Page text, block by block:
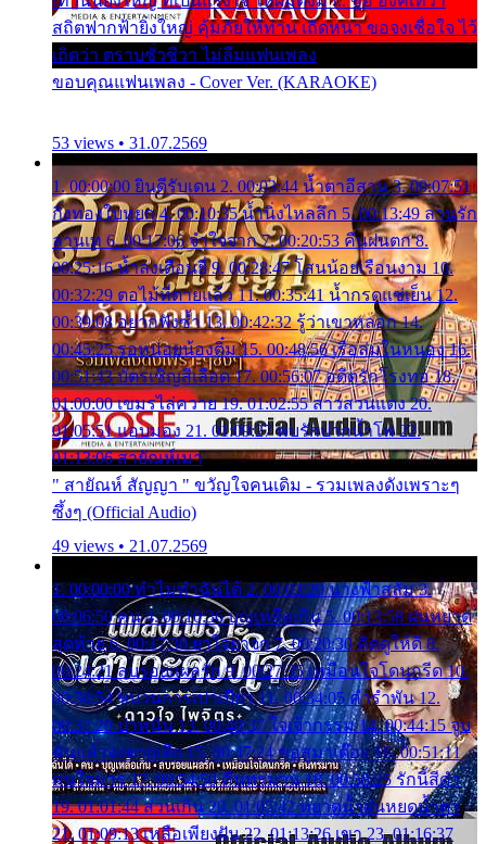
สถิตฟากฟ้ายิ่งใหญ่ คุ้มภัยให้ท่าน เถิดหนา ขอจงเชื่อใจ ไว้
เถิดว่า ตราบชั่วชีวา ไม่ลืมแฟนเพลง
ขอบคุณแฟนเพลง - Cover Ver. (KARAOKE)
53 views • 31.07.2569
1. 00:00:00 ยินดีรับเดน 2. 00:03:44 น้ำตาอีสาน 3. 00:07:51
กิ่งทองใบหยก 4. 00:10:35 น้ำนิ่งไหลลึก 5. 00:13:49 ลานรัก
ลานเท 6. 00:17:06 จำใจจาก 7. 00:20:53 คืนฝนตก 8.
00:25:16 น้ำลงเดือนยี่ 9. 00:28:47 โสนน้อยเรือนงาม 10.
00:32:29 ตอไม้ที่ตายแล้ว 11. 00:35:41 น้ำกรดแช่เย็น 12.
00:39:08 อยากฟังซ้ำ 13. 00:42:32 รู้ว่าเขาหลอก 14.
00:45:25 รอหน่อยน้องติ๋ม 15. 00:48:56 เรือล่มในหนอง 16.
00:51:43 บัตรเชิญสีเลือด 17. 00:56:07 อดีตรักโรงทอ 18.
01:00:00 เขมรไล่ควาย 19. 01:02:55 สาวสวนแตง 20.
01:05:51 แอบมอง 21. 01:09:27 พบรักปากน้ำโพ 22.
01:13:06 สายัณห์เมา
" สายัณห์ สัญญา " ขวัญใจคนเดิม - รวมเพลงดังเพราะๆ
ซึ้งๆ (Official Audio)
49 views • 21.07.2569
1. 00:00:00 ทำไมทำฉันได้ 2. 00:03:20 นางฟ้าสลัม 3.
00:06:50 คน 4. 00:10:36 บุญเหลือเกิน 5. 00:13:58 ฝนหยาด
สุดท้าย 6. 00:17:30 ยาใจยาจก 7. 00:20:30 คิดดูให้ดี 8.
00:24:21 ลบรอยแผลรัก 9. 00:27:35 เหมือนใจโดนกรีด 10.
00:30:54 ขบวนการเปาเปียว 11. 00:34:05 คำรำพัน 12.
00:37:20 ปาหนัน 13. 00:40:37 ใจเจ้ากรรม 14. 00:44:15 จูบ
ฉันแล้วจงตายเสีย 15. 00:47:24 ขอสูมาเต๊อะ 16. 00:51:11
คนใจมาร 17. 00:54:50 คืนทรมาน 18. 00:58:25 รักนี้สีดำ
19. 01:01:44 ส่วนเกิน 20. 01:05:42 หยาดน้ำฝนหยดน้ำตา
21. 01:09:13 เหลือเพียงฝัน 22. 01:13:26 เขา 23. 01:16:37